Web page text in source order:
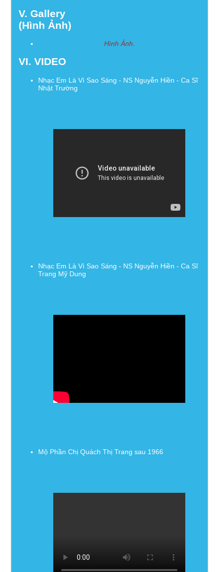
V. Gallery
(Hình Ảnh)
Hình Ảnh.
VI. VIDEO
Nhạc Em Là Vì Sao Sáng - NS Nguyễn Hiền - Ca Sĩ
Nhật Trường
Nhạc Em Là Vì Sao Sáng - NS Nguyễn Hiền - Ca Sĩ
Trang Mỹ Dung
Mộ Phần Chị Quách Thị Trang sau 1966